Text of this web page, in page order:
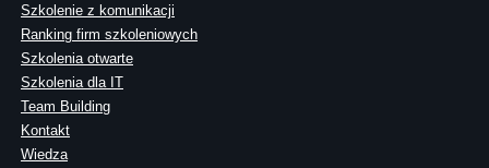
Szkolenie z komunikacji
Ranking firm szkoleniowych
Szkolenia otwarte
Szkolenia dla IT
Team Building
Kontakt
Wiedza